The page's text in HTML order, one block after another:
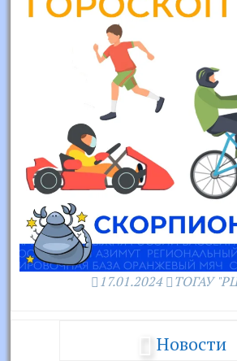
17.01.2024 ТОГАУ
Новости